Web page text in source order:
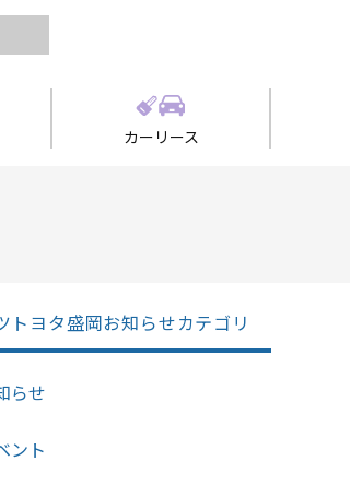
カーリース
トヨタ盛岡お知らせカテゴリ
らせ
ント